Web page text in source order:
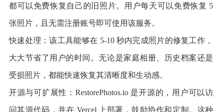
都可以免费恢复自己的旧照片。用户每天可以免费恢复 5
张照片，且无需注册账号即可使用该服务。
快速处理：该工具能够在 5-10 秒内完成照片的修复工作，
大大节省了用户的时间。无论是家庭相册、历史档案还是
受损照片，都能快速恢复其清晰度和生动感。
开源与可扩展性：RestorePhotos.io 是开源的，用户可以访
问其源代码，并在 Vercel 上部署，鼓励协作和定制。这种